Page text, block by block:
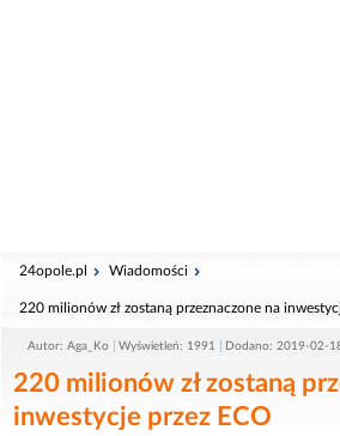
24opole.pl Wiadomości
220 milionów zł zostaną przeznaczone na
Autor: Aga_Ko Wyświetleń: 1991 Dodano: 2019-02-
220 milionów zł zostaną
inwestycje przez ECO